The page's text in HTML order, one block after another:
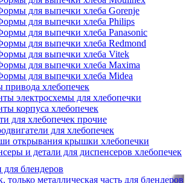
для выпечки хлеба Gorenje
для выпечки хлеба Philips
для выпечки хлеба Panasonic
для выпечки хлеба Redmond
для выпечки хлеба Vitek
для выпечки хлеба Maxima
для выпечки хлеба Midea
хлебопечек
электросхемы для хлебопечки
корпуса хлебопечек
для хлебопечек прочие
для хлебопечек
открывания крышки хлебопечки
и детали для диспенсеров хлебопечек
для блендеров
только металлическая часть для блендеров